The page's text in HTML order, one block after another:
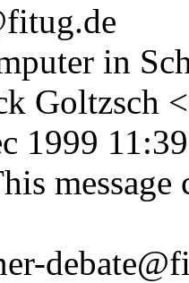
in
Goltzsch
1999